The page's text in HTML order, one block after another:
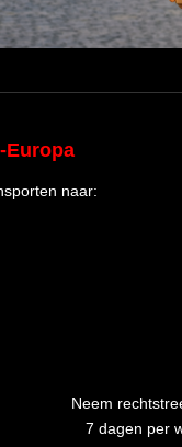
Europa
naar:
Neem
7 dagen per